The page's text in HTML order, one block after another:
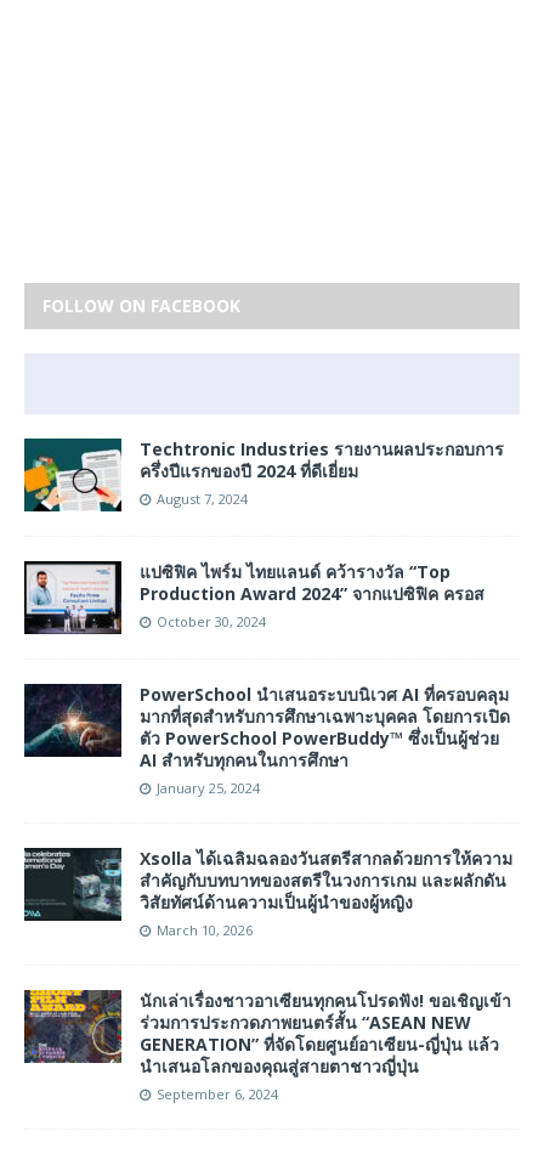
FOLLOW ON FACEBOOK
Techtronic Industries รายงานผลประกอบการ
ครึ่งปีแรกของปี 2024 ที่ดีเยี่ยม
August 7, 2024
แปซิฟิค ไพร์ม ไทยแลนด์ คว้ารางวัล “Top
Production Award 2024” จากแปซิฟิค ครอส
October 30, 2024
PowerSchool นำเสนอระบบนิเวศ AI ที่ครอบคลุม
มากที่สุดสำหรับการศึกษาเฉพาะบุคคล โดยการเปิด
ตัว PowerSchool PowerBuddy™ ซึ่งเป็นผู้ช่วย
AI สำหรับทุกคนในการศึกษา
January 25, 2024
Xsolla ได้เฉลิมฉลองวันสตรีสากลด้วยการให้ความ
สำคัญกับบทบาทของสตรีในวงการเกม และผลักดัน
วิสัยทัศน์ด้านความเป็นผู้นำของผู้หญิง
March 10, 2026
นักเล่าเรื่องชาวอาเซียนทุกคนโปรดฟัง! ขอเชิญเข้า
ร่วมการประกวดภาพยนตร์สั้น “ASEAN NEW
GENERATION” ที่จัดโดยศูนย์อาเซียน-ญี่ปุ่น แล้ว
นำเสนอโลกของคุณสู่สายตาชาวญี่ปุ่น
September 6, 2024